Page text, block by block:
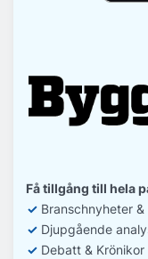
Få tillgång till hela
✓ Branschnyheter
✓ Djupgående
✓ Debatt & Krönikor